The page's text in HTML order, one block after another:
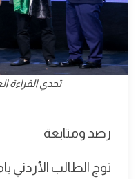
تحدي القراءة
رصد ومتابعة
توج الطالب